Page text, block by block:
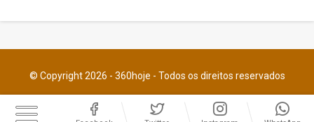
© Copyright 2026 - 360hoje - Todos os direitos reservados